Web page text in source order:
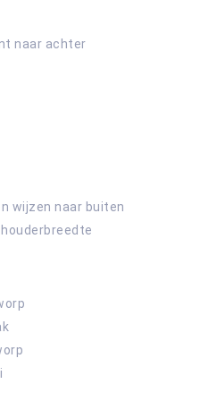
naar achter
wijzen naar buiten